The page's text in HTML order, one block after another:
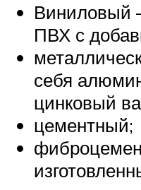
Виниловый
ПВХ с
себя
цинковый
цементный;